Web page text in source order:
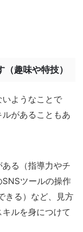
趣味や特技）
ようなことで
があることもあ
る（指導力やチ
ツールの操作
きる）など、見方
ルを身につけて